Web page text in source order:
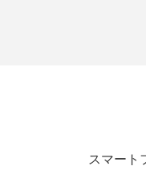
スマート